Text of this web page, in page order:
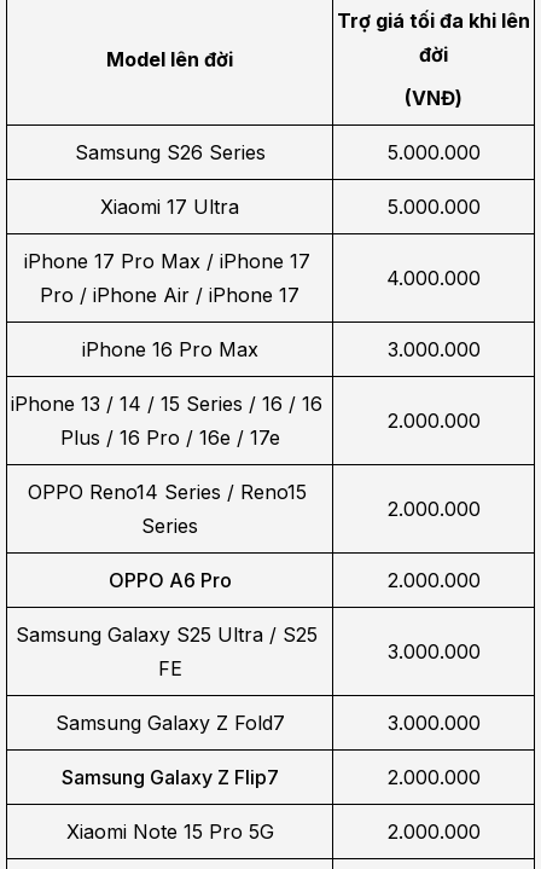
Model lên đời
Trợ giá tối đa khi lên
đời
(VNĐ)
Samsung S26 Series 5.000.000
Xiaomi 17 Ultra 5.000.000
iPhone 17 Pro Max / iPhone 17
Pro / iPhone Air / iPhone 17
4.000.000
iPhone 16 Pro Max 3.000.000
iPhone 13 / 14 / 15 Series / 16 / 16
Plus / 16 Pro / 16e / 17e
2.000.000
OPPO Reno14 Series / Reno15
Series
2.000.000
OPPO A6 Pro 2.000.000
Samsung Galaxy S25 Ultra / S25
FE
3.000.000
Samsung Galaxy Z Fold7 3.000.000
Samsung Galaxy Z Flip7 2.000.000
Xiaomi Note 15 Pro 5G 2.000.000